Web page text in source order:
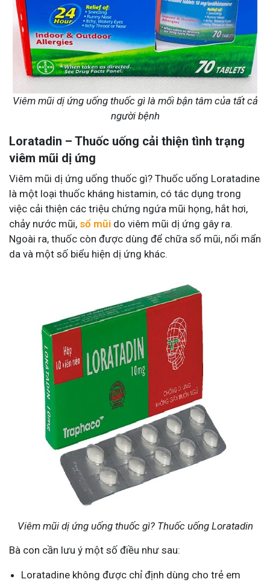
Viêm mũi dị ứng uống thuốc gì là mối bận tâm của tất cả
người bệnh
Loratadin – Thuốc uống cải thiện tình trạng
viêm mũi dị ứng
Viêm mũi dị ứng uống thuốc gì? Thuốc uống Loratadine
là một loại thuốc kháng histamin, có tác dụng trong
việc cải thiện các triệu chứng ngứa mũi họng, hắt hơi,
chảy nước mũi, sổ mũi do viêm mũi dị ứng gây ra.
Ngoài ra, thuốc còn được dùng để chữa sổ mũi, nổi mẩn
da và một số biểu hiện dị ứng khác.
Viêm mũi dị ứng uống thuốc gì? Thuốc uống Loratadin
Bà con cần lưu ý một số điều như sau:
Loratadine không được chỉ định dùng cho trẻ em